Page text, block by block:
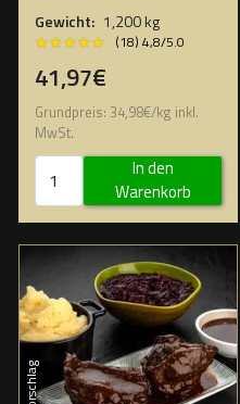
Gewicht: 1,200 kg
★★★★★
★★★★★ (18) 4,8/5.0
41,97€
Grundpreis: 34,98€/kg inkl.
MwSt.
In den
Warenkorb